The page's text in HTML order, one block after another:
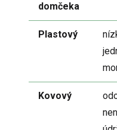
domčeka
Plastový
Kovový